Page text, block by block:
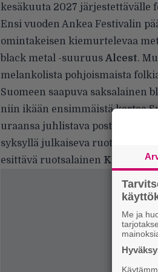
kesäkuuta 2027 järjestettävälle
Ensi vuoden Ankea Festivalin
omintakeisen kiemurtelevaa
black metal -suuruus Alcest.
melankolista pohjoismaista
Suomeen saapuva saksalainen
niin ikään ensimmäistä kertaa
uraansa juhlistava post-rock-
syksyllä julkaiseva
esittävä ruotsalainen
Me ja